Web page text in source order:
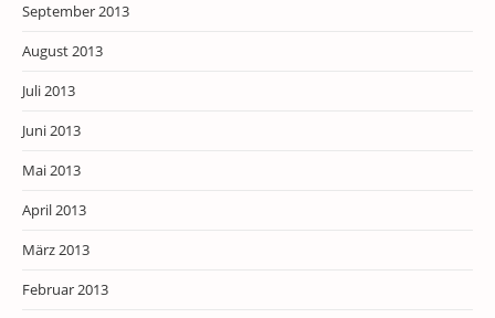
September 2013
August 2013
Juli 2013
Juni 2013
Mai 2013
April 2013
März 2013
Februar 2013